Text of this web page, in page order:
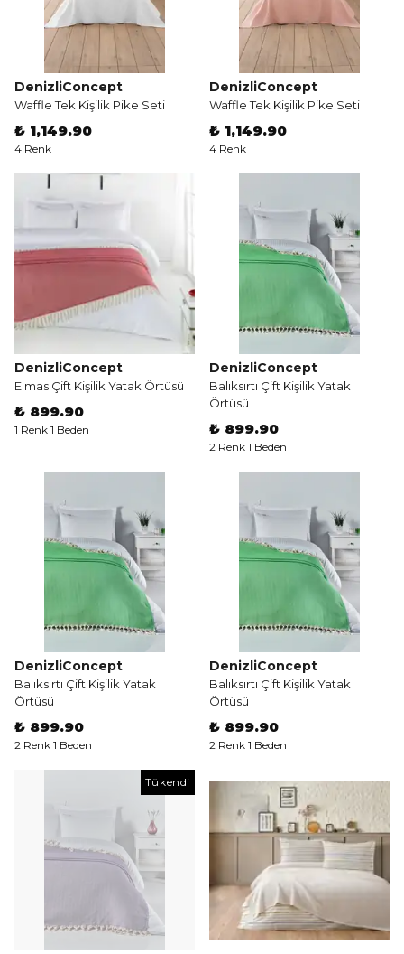
DenizliConcept
Waffle Tek Kişilik Pike Seti
₺ 1,149.90
4 Renk
DenizliConcept
Waffle Tek Kişilik Pike Seti
₺ 1,149.90
4 Renk
DenizliConcept
Elmas Çift Kişilik Yatak Örtüsü
₺ 899.90
1 Renk 1 Beden
DenizliConcept
Balıksırtı Çift Kişilik Yatak
Örtüsü
₺ 899.90
2 Renk 1 Beden
DenizliConcept
Balıksırtı Çift Kişilik Yatak
Örtüsü
₺ 899.90
2 Renk 1 Beden
DenizliConcept
Balıksırtı Çift Kişilik Yatak
Örtüsü
₺ 899.90
2 Renk 1 Beden
Tükendi